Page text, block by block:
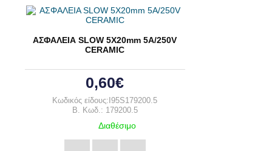
ΑΣΦΑΛΕΙΑ SLOW 5X20mm 5A/250V
CERAMIC
0,60€
Κωδικός είδους:I95S179200.5
B. Κωδ.: 179200.5
Διαθέσιμο